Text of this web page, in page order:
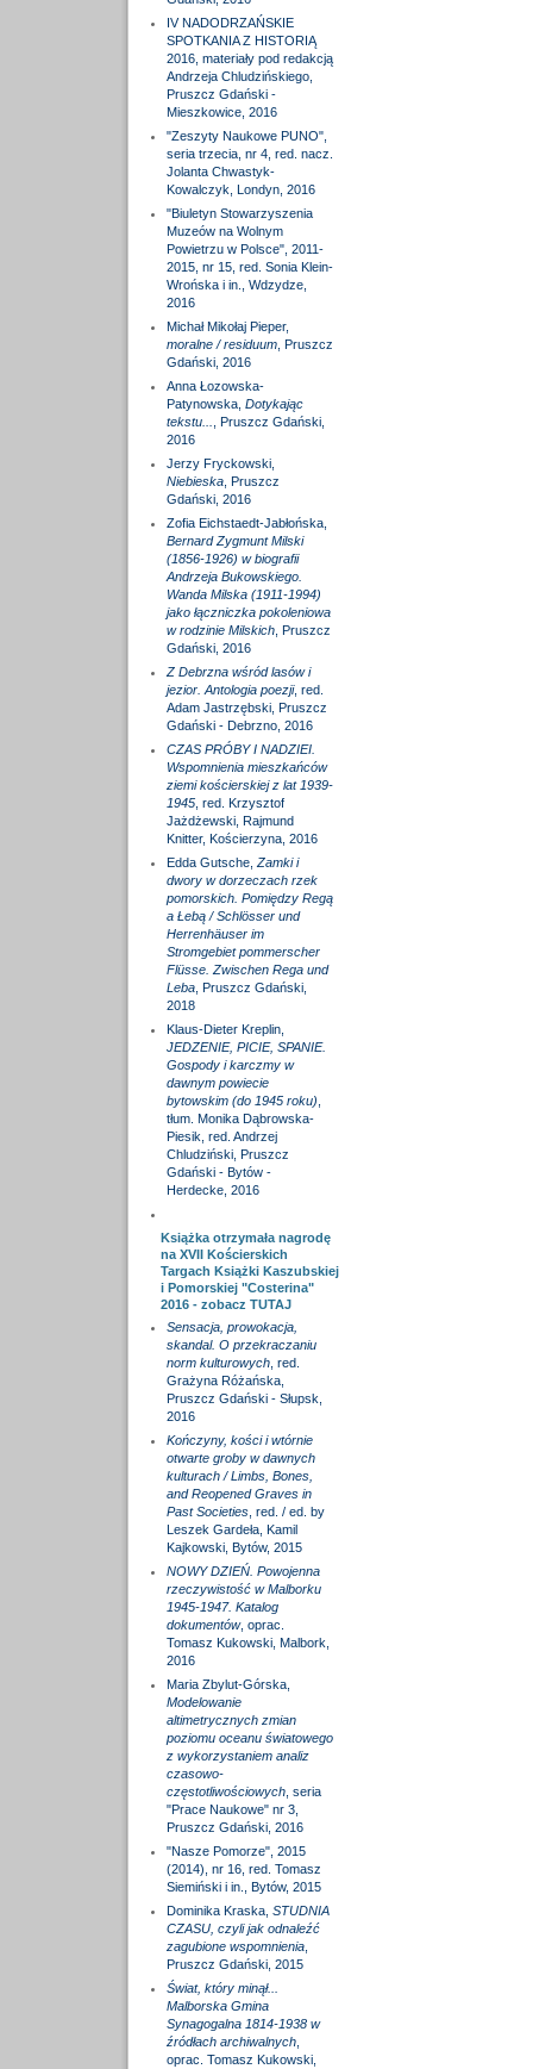
IV NADODRZAŃSKIE
SPOTKANIA Z HISTORIĄ
2016, materiały pod redakcją
Andrzeja Chludzińskiego,
Pruszcz Gdański -
Mieszkowice, 2016
"Zeszyty Naukowe PUNO",
seria trzecia, nr 4, red. nacz.
Jolanta Chwastyk-
Kowalczyk, Londyn, 2016
"Biuletyn Stowarzyszenia
Muzeów na Wolnym
Powietrzu w Polsce", 2011-
2015, nr 15, red. Sonia Klein-
Wrońska i in., Wdzydze,
2016
Michał Mikołaj Pieper,
moralne / residuum, Pruszcz
Gdański, 2016
Anna Łozowska-
Patynowska, Dotykając
tekstu...
, Pruszcz Gdański,
2016
Jerzy Fryckowski,
Niebieska, Pruszcz
Gdański, 2016
Zofia Eichstaedt-Jabłońska,
Bernard Zygmunt Milski
(1856-1926) w biografii
Andrzeja Bukowskiego.
Wanda Milska (1911-1994)
jako łączniczka pokoleniowa
w rodzinie Milskich, Pruszcz
Gdański, 2016
Z Debrzna wśród lasów i
jezior. Antologia poezji, red.
Adam Jastrzębski, Pruszcz
Gdański - Debrzno, 2016
CZAS PRÓBY I NADZIEI.
Wspomnienia mieszkańców
ziemi kościerskiej z lat 1939-
1945, red. Krzysztof
Jażdżewski, Rajmund
Knitter, Kościerzyna, 2016
Edda Gutsche, Zamki i
dwory w dorzeczach rzek
pomorskich. Pomiędzy Regą
a Łebą / Schlösser und
Herrenhäuser im
Stromgebiet pommerscher
Flüsse. Zwischen Rega und
Leba, Pruszcz Gdański,
2018
Klaus-Dieter Kreplin,
JEDZENIE, PICIE, SPANIE.
Gospody i karczmy w
dawnym powiecie
bytowskim (do 1945 roku)
tłum. Monika Dąbrowska-
Piesik, red. Andrzej
Chludziński, Pruszcz
Gdański - Bytów -
Herdecke, 2016
Książka otrzymała nagrodę
na XVII Kościerskich
Targach Książki Kaszubskiej
i Pomorskiej "Costerina"
2016 - zobacz TUTAJ
Sensacja, prowokacja,
skandal. O przekraczaniu
norm kulturowych, red.
Grażyna Różańska,
Pruszcz Gdański - Słupsk,
2016
Kończyny, kości i wtórnie
otwarte groby w dawnych
kulturach / Limbs, Bones,
and Reopened Graves in
Past Societies, red. / ed. by
Leszek Gardeła, Kamil
Kajkowski, Bytów, 2015
NOWY DZIEŃ. Powojenna
rzeczywistość w Malborku
1945-1947. Katalog
dokumentów, oprac.
Tomasz Kukowski, Malbork,
2016
Maria Zbylut-Górska,
Modelowanie
altimetrycznych zmian
poziomu oceanu światowego
z wykorzystaniem analiz
czasowo-
częstotliwościowych, seria
"Prace Naukowe" nr 3,
Pruszcz Gdański, 2016
"Nasze Pomorze", 2015
(2014), nr 16, red. Tomasz
Siemiński i in., Bytów, 2015
Dominika Kraska, STUDNIA
CZASU, czyli jak odnaleźć
zagubione wspomnienia,
Pruszcz Gdański, 2015
Świat, który minął...
Malborska Gmina
Synagogalna 1814-1938 w
źródłach archiwalnych,
oprac. Tomasz Kukowski,